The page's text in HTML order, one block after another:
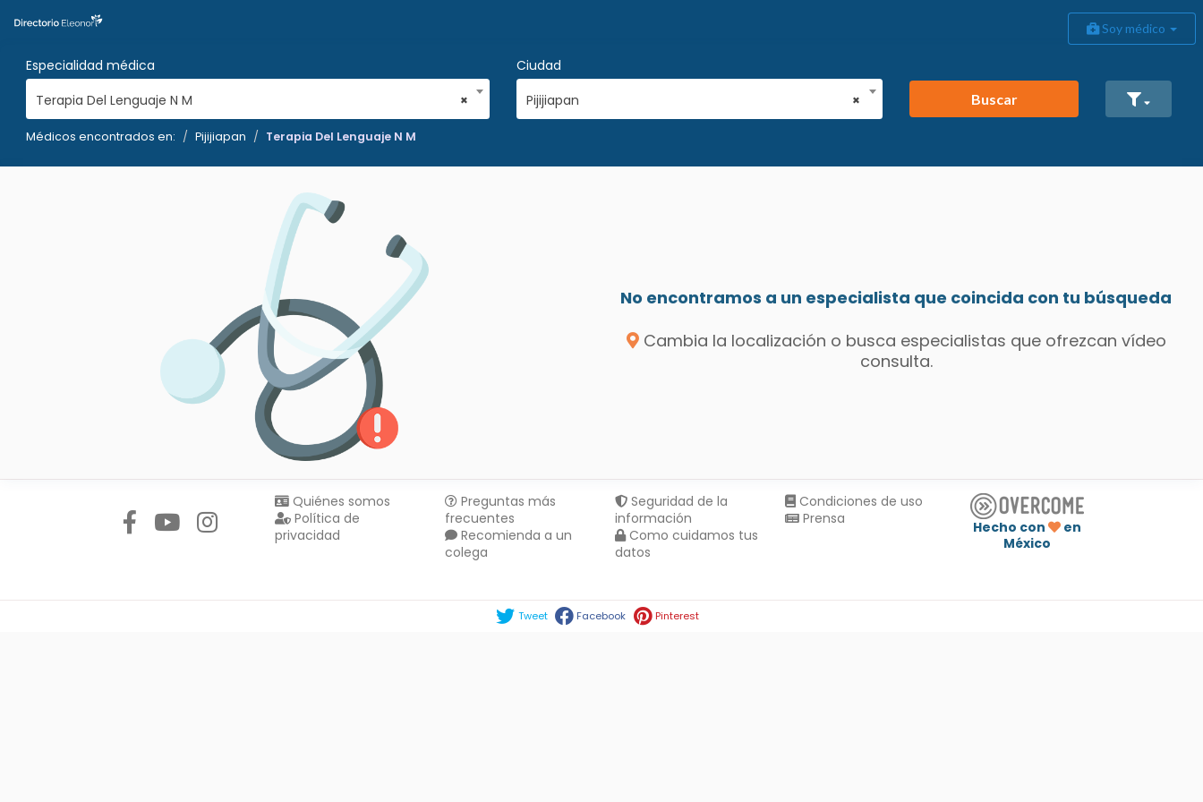
Soy médico
Especialidad médica
×
Terapia Del Lenguaje N M
Ciudad
×
Pijijiapan Buscar
Médicos encontrados en: Pijijiapan Terapia Del Lenguaje N M
No encontramos a un especialista que coincida con tu búsqueda
Cambia la localización o busca especialistas que ofrezcan vídeo
consulta.
Quiénes somos
Política de
privacidad
Preguntas más
frecuentes
Recomienda a un
colega
Seguridad de la
información
Como cuidamos tus
datos
Condiciones de uso
Prensa
Hecho con
en
México
Tweet Facebook Pinterest